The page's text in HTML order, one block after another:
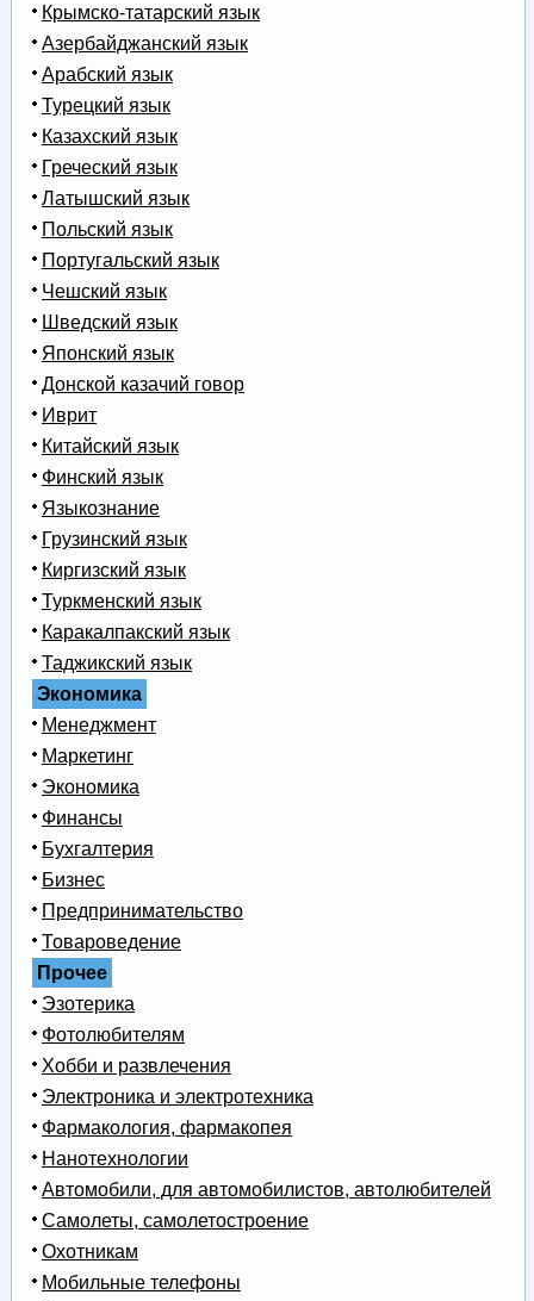
Крымско-татарский язык
Азербайджанский язык
Арабский язык
Турецкий язык
Казахский язык
Греческий язык
Латышский язык
Польский язык
Португальский язык
Чешский язык
Шведский язык
Японский язык
Донской казачий говор
Иврит
Китайский язык
Финский язык
Языкознание
Грузинский язык
Киргизский язык
Туркменский язык
Каракалпакский язык
Таджикский язык
Экономика
Менеджмент
Маркетинг
Экономика
Финансы
Бухгалтерия
Бизнес
Предпринимательство
Товароведение
Прочее
Эзотерика
Фотолюбителям
Хобби и развлечения
Электроника и электротехника
Фармакология, фармакопея
Нанотехнологии
Автомобили, для автомобилистов, автолюбителей
Самолеты, самолетостроение
Охотникам
Мобильные телефоны